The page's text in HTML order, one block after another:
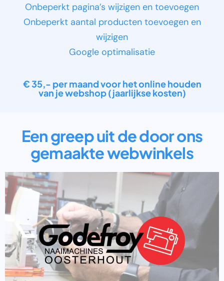
Onbeperkt pagina’s wijzigen en toevoegen
Onbeperkt aantal producten toevoegen en
wijzigen
Google optimalisatie
€ 35,- per maand voor het online houden
van je webshop (jaarlijkse kosten)
Een greep uit de door ons
gemaakte webwinkels